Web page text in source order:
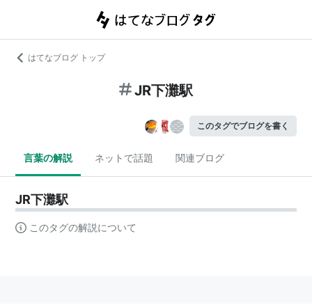
はてなブログ トップ
JR下灘駅
このタグでブログを書く
言葉の解説 ネットで話題 関連ブログ
JR下灘駅
このタグの解説について